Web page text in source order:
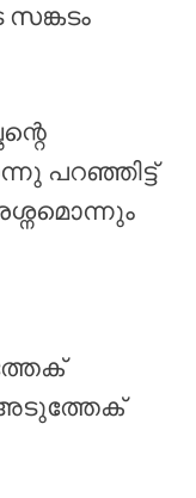
പറഞ്ഞിട്ട്
അടുത്തേക്